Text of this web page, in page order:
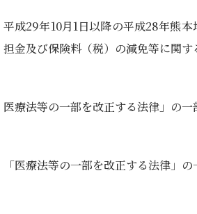
平成29年10月1日以降の平成28年熊
担金及び保険料（税）の減免等に関す
医療法等の一部を改正する法律」の一
「医療法等の一部を改正する法律」